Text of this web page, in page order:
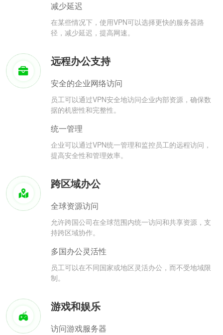
减少延迟
在某些情况下，使用VPN可以选择更快的服务器路
径，减少延迟，提高网速。
远程办公支持
安全的企业网络访问
员工可以通过VPN安全地访问企业内部资源，确保数
据的机密性和完整性。
统一管理
企业可以通过VPN统一管理和监控员工的远程访问，
提高安全性和管理效率。
跨区域办公
全球资源访问
允许跨国公司在全球范围内统一访问和共享资源，支
持跨区域协作。
多国办公灵活性
员工可以在不同国家或地区灵活办公，而不受地域限
制。
游戏和娱乐
访问游戏服务器